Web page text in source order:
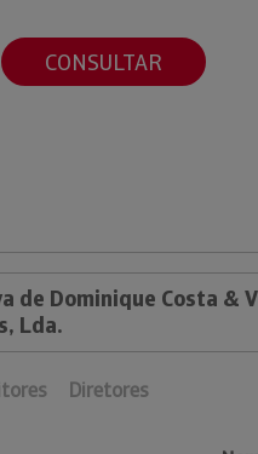
CONSULTAR
de Dominique Costa &
Lda.
Diretores